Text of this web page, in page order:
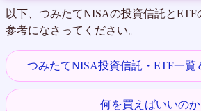
以下、つみたてNISAの投資信託と
参考になさってください。
つみたてNISA投資信託・ETF一覧
何を買えばいいのか